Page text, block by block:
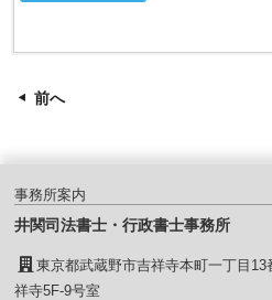
前へ
事務所案内
井関司法書士・行政書士事務所
東京都武蔵野市吉祥寺本町一丁目
祥寺5F-9号室